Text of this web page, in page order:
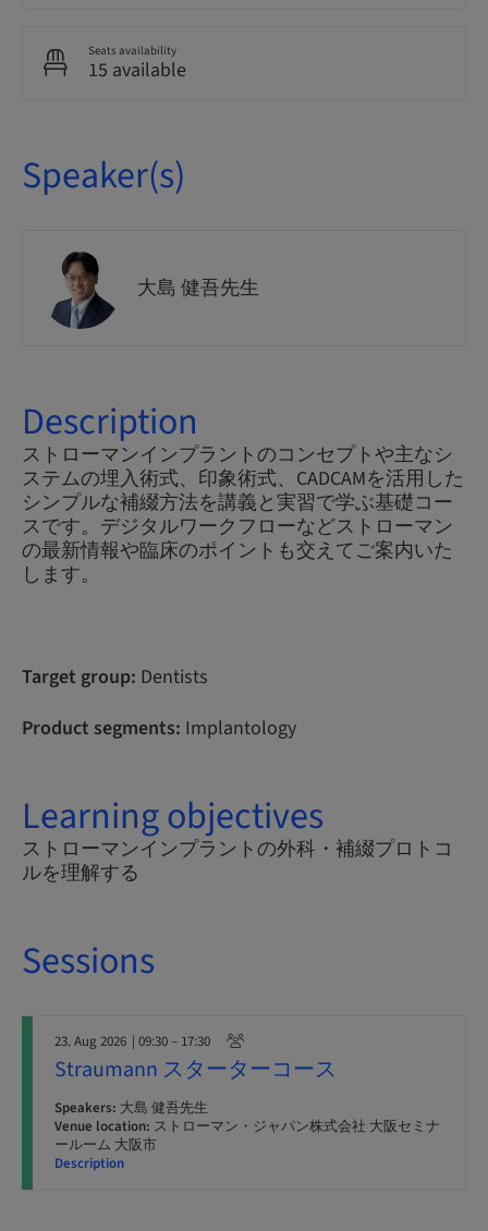
Seats availability
15 available
Speaker(s)
大島 健吾先生
Description
ストローマンインプラントのコンセプトや主なシ
ステムの埋入術式、印象術式、CADCAMを活用した
シンプルな補綴方法を講義と実習で学ぶ基礎コー
スです。デジタルワークフローなどストローマン
の最新情報や臨床のポイントも交えてご案内いた
します。
Target group: Dentists
Product segments: Implantology
Learning objectives
ストローマンインプラントの外科・補綴プロトコ
ルを理解する
Sessions
23. Aug 2026 | 09:30 – 17:30
Straumann スターターコース
Speakers: 大島 健吾先生
Venue location: ストローマン・ジャパン株式会社 大阪セミナ
ールーム 大阪市
Description